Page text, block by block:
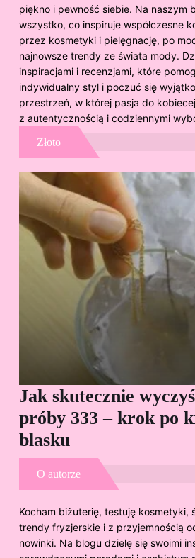
piękno i pewność siebie. Na naszym
wszystko, co inspiruje współczesne
przez kosmetyki i pielęgnację, po
najnowsze trendy ze świata mody.
inspiracjami i recenzjami, które
indywidualny styl i poczuć się
przestrzeń, w której pasja do
z autentycznością i codziennymi
Złoto
Jak skutecznie
próby 333 – krok po
blasku
O autorze
Kocham biżuterię, testuję kosmetyki,
trendy fryzjerskie i z przyjemnością
nowinki. Na blogu dzielę się swoimi